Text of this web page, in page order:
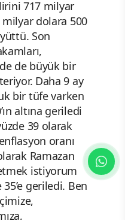
717 milyar
dolara 500
Son
de büyük bir
Daha 9 ay
bir tüfe varken
altına geriledi
39 olarak
oranı
Ramazan
istiyorum
geriledi. Ben